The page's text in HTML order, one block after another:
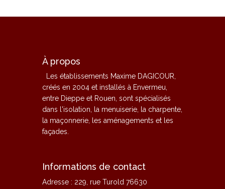
À propos
Les établissements Maxime DAGICOUR,
créés en 2004 et installés à Envermeu,
entre Dieppe et Rouen, sont spécialisés
dans l'isolation, la menuiserie, la charpente,
la maçonnerie, les aménagements et les
façades.
Informations de contact
Adresse : 229, rue Turold 76630